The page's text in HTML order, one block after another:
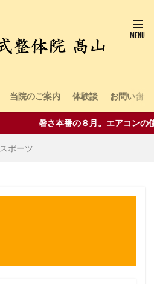
当院のご案内 体験談 お問い合わ
暑さ本番の８月。エアコンの
スポーツ